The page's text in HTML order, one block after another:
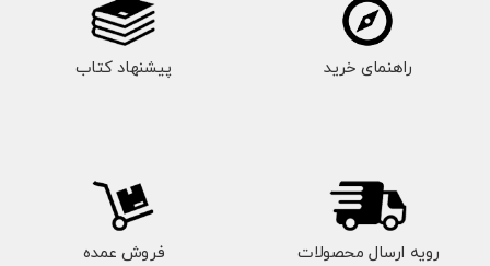
راهنمای خرید پیشنهاد کتاب
رویه ارسال محصولات فروش عمده